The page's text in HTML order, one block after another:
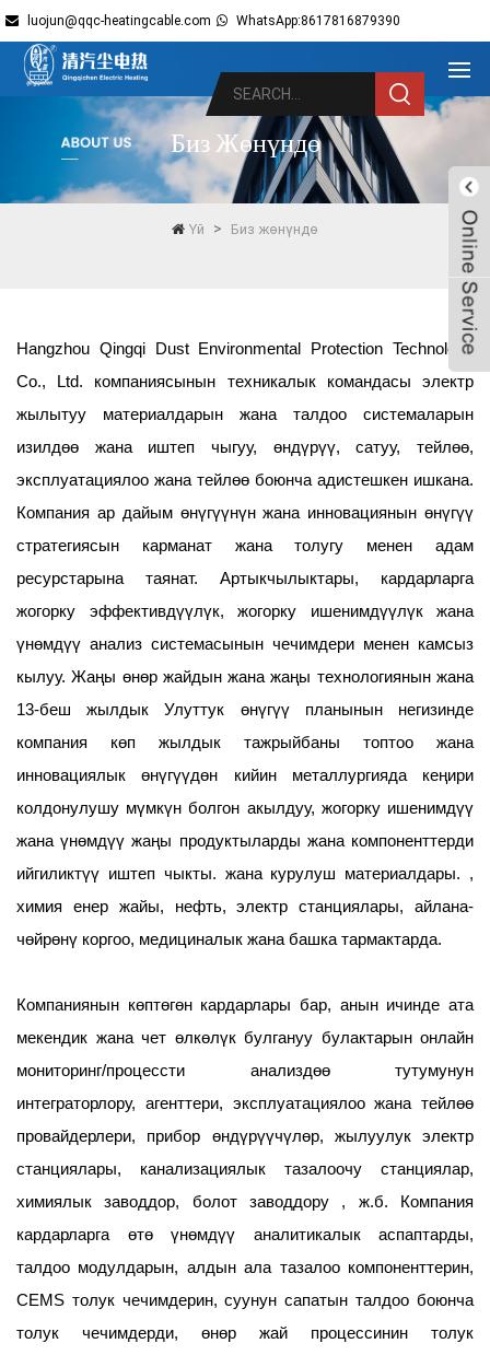
luojun@qqc-heatingcable.com WhatsApp:8617816879390
Биз Жөнүндө
Үй > Биз жөнүндө
Hangzhou Qingqi Dust Environmental Protection Technology
Co., Ltd. компаниясынын техникалык командасы электр
жылытуу материалдарын жана талдоо системаларын
изилдөө жана иштеп чыгуу, өндүрүү, сатуу, тейлөө,
эксплуатациялоо жана тейлөө боюнча адистешкен ишкана.
Компания ар дайым өнүгүүнүн жана инновациянын өнүгүү
стратегиясын карманат жана толугу менен адам
ресурстарына таянат. Артыкчылыктары, кардарларга
жогорку эффективдүүлүк, жогорку ишенимдүүлүк жана
үнөмдүү анализ системасынын чечимдери менен камсыз
кылуу. Жаңы өнөр жайдын жана жаңы технологиянын жана
13-беш жылдык Улуттук өнүгүү планынын негизинде
компания көп жылдык тажрыйбаны топтоо жана
инновациялык өнүгүүдөн кийин металлургияда кеңири
колдонулушу мүмкүн болгон акылдуу, жогорку ишенимдүү
жана үнөмдүү жаңы продуктыларды жана компоненттерди
ийгиликтүү иштеп чыкты. жана курулуш материалдары. ,
химия енер жайы, нефть, электр станциялары, айлана-
чөйрөнү коргоо, медициналык жана башка тармактарда.
Компаниянын көптөгөн кардарлары бар, анын ичинде ата
мекендик жана чет өлкөлүк булгануу булактарын онлайн
мониторинг/процессти анализдөө тутумунун
интеграторлору, агенттери, эксплуатациялоо жана тейлөө
провайдерлери, прибор өндүрүүчүлөр, жылуулук электр
станциялары, канализациялык тазалоочу станциялар,
химиялык заводдор, болот заводдору , ж.б. Компания
кардарларга өтө үнөмдүү аналитикалык аспаптарды,
талдоо модулдарын, алдын ала тазалоо компоненттерин,
CEMS толук чечимдерин, суунун сапатын талдоо боюнча
толук чечимдерди, өнөр жай процессинин толук